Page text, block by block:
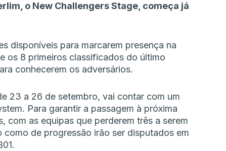
o New Challengers Stage, começa já
disponíveis para marcarem presença na
os 8 primeiros classificados do último
conhecerem os adversários.
23 a 26 de setembro, vai contar com um
Para garantir a passagem à próxima
com as equipas que perderem três a serem
de progressão irão ser disputados em